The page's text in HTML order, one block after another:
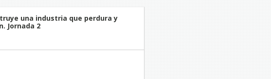
una industria que perdura y
Jornada 2